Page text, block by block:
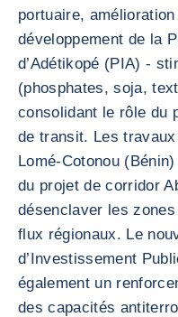
portuaire,
développement de la
d’Adétikopé (PIA) -
(phosphates, soja,
consolidant le rôle du
de transit. Les
Lomé-Cotonou
du projet de corridor
désenclaver les
flux régionaux. Le
d’Investissement
également un
des capacités